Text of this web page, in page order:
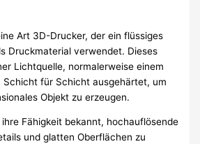
Art 3D-Drucker, der ein flüssiges
Druckmaterial verwendet. Dieses
Lichtquelle, normalerweise einem
Schicht für Schicht ausgehärtet, um
Objekt zu erzeugen.
Fähigkeit bekannt, hochauflösende
und glatten Oberflächen zu